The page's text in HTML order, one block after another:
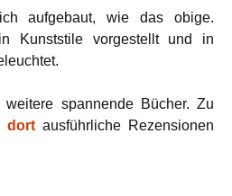
aufgebaut, wie das obige.
Kunststile vorgestellt und in
spannende Bücher. Zu
dortausführliche Rezensionen